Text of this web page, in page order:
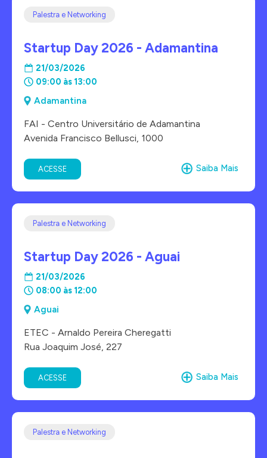
Palestra e Networking
Startup Day 2026 - Adamantina
21/03/2026
09:00 às 13:00
Adamantina
FAI - Centro Universitário de Adamantina
Avenida Francisco Bellusci, 1000
ACESSE Saiba Mais
Palestra e Networking
Startup Day 2026 - Aguai
21/03/2026
08:00 às 12:00
Aguai
ETEC - Arnaldo Pereira Cheregatti
Rua Joaquim José, 227
ACESSE Saiba Mais
Palestra e Networking